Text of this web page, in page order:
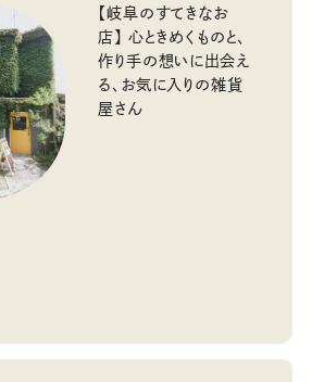
【岐阜のすてきなお
店】 心ときめくものと、
作り手の想いに出会え
る、お気に入りの雑貨
屋さん